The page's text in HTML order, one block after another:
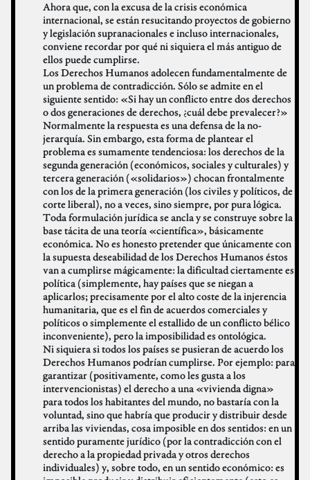
Ahora que, con la excusa de la crisis económica
internacional, se están resucitando proyectos de gobierno
y legislación supranacionales e incluso internacionales,
conviene recordar por qué ni siquiera el más antiguo de
ellos puede cumplirse.
Los Derechos Humanos adolecen fundamentalmente de
un problema de contradicción. Sólo se admite en el
siguiente sentido: «Si hay un conflicto entre dos derechos
o dos generaciones de derechos, ¿cuál debe prevalecer?»
Normalmente la respuesta es una defensa de la no-
jerarquía. Sin embargo, esta forma de plantear el
problema es sumamente tendenciosa: los derechos de la
segunda generación (económicos, sociales y culturales) y
tercera generación («solidarios») chocan frontalmente
con los de la primera generación (los civiles y políticos, de
corte liberal), no a veces, sino siempre, por pura lógica.
Toda formulación jurídica se ancla y se construye sobre la
base tácita de una teoría «científica», básicamente
económica. No es honesto pretender que únicamente con
la supuesta deseabilidad de los Derechos Humanos éstos
van a cumplirse mágicamente: la dificultad ciertamente es
política (simplemente, hay países que se niegan a
aplicarlos; precisamente por el alto coste de la injerencia
humanitaria, que es el fin de acuerdos comerciales y
políticos o simplemente el estallido de un conflicto bélico
inconveniente), pero la imposibilidad es ontológica.
Ni siquiera si todos los países se pusieran de acuerdo los
Derechos Humanos podrían cumplirse. Por ejemplo: para
garantizar (positivamente, como les gusta a los
intervencionistas) el derecho a una «vivienda digna»
para todos los habitantes del mundo, no bastaría con la
voluntad, sino que habría que producir y distribuir desde
arriba las viviendas, cosa imposible en dos sentidos: en un
sentido puramente jurídico (por la contradicción con el
derecho a la propiedad privada y otros derechos
individuales) y, sobre todo, en un sentido económico: es